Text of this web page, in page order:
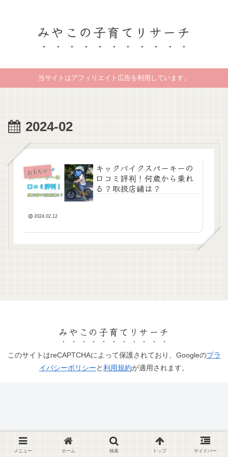
みやこの子育てリサーチ
当サイトはアフィリエイト広告を利用しています。
2024-02
おもちゃ
キックバイクスパーキーの
口コミ評判！何歳から乗れ
る？取扱店舗は？
2024.02.12
みやこの子育てリサーチ
このサイトはreCAPTCHAによって保護されており、Googleのプラ
イバシーポリシーと利用規約が適用されます。
メニュー ホーム 検索 トップ サイドバー